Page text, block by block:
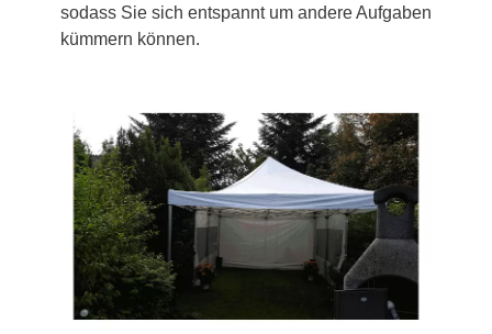
sodass Sie sich entspannt um andere Aufgaben
kümmern können.